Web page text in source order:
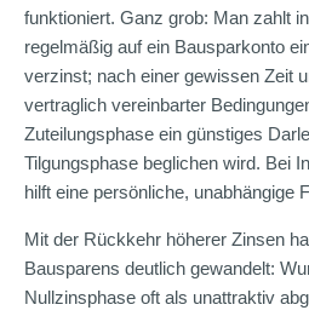
funktioniert. Ganz grob: Man zahlt
regelmäßig auf ein Bausparkonto
verzinst; nach einer gewissen Zeit
vertraglich vereinbarter
Zuteilungsphase ein günstiges
Tilgungsphase beglichen wird. Bei
hilft eine persönliche, unabhängige
Mit der Rückkehr höherer Zinsen
Bausparens deutlich gewandelt:
Nullzinsphase oft als unattraktiv